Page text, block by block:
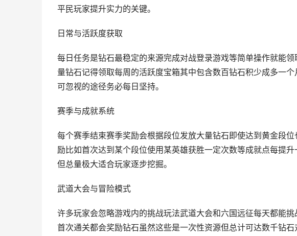
平民玩家提升实力的关键。
日常与活跃度获取
每日任务是钻石最稳定的来源完成对战登录游戏等简单操作就能
量钻石记得领取每周的活跃度宝箱其中包含数百钻石积少成多一
可忽视的途径务必每日坚持。
赛季与成就系统
每个赛季结束赛季奖励会根据段位发放大量钻石即使达到黄金段
励比如首次达到某个段位使用某英雄获胜一定次数等成就点每提
但总量极大适合玩家逐步挖掘。
武道大会与冒险模式
许多玩家会忽略游戏内的挑战玩法武道大会和六国远征每天都能
首次通关都会奖励钻石虽然这些是一次性资源但总计可达数千钻